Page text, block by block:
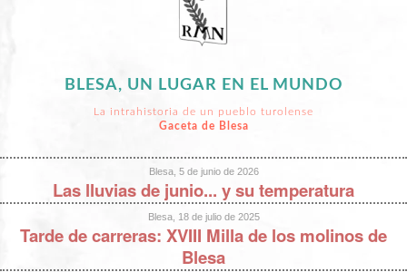
BLESA, UN LUGAR EN EL MUNDO
La intrahistoria de un pueblo turolense
Gaceta de Blesa
Blesa, 5 de junio de 2026
Las lluvias de junio... y su temperatura
Blesa, 18 de julio de 2025
Tarde de carreras: XVIII Milla de los molinos de
Blesa